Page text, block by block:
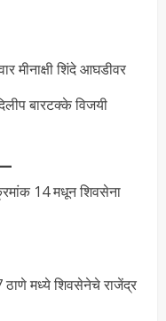
मीनाक्षी शिंदे आघडीवर
बारटक्के विजयी
14 मधून शिवसेना
मध्ये शिवसेनेचे राजेंद्र